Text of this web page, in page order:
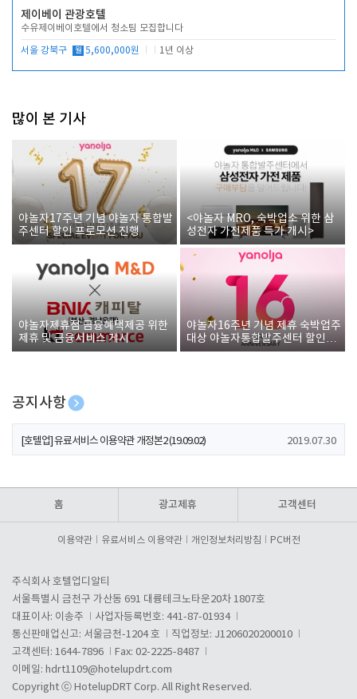
제이베이 관광호텔
수유제이베이호텔에서 청소팀 모집합니다
서울 강북구 월 5,600,000원 1년 이상
많이 본 기사
야놀자17주년 기념 야놀자 통합발
주센터 할인 프로모션 진행
<야놀자 MRO, 숙박업소 위한 삼
성전자 가전제품 특가 개시>
야놀자제휴점 금융혜택제공 위한
제휴 및 금융서비스 게시
야놀자16주년 기념 제휴 숙박업주
대상 야놀자통합발주센터 할인쿠
폰 증정
공지사항
[호텔업] 개인정보 처리방침 개정본1 (19.09.02)
[호텔업] 유료서비스 이용약관 개정본2 (19.09.02) 2019.07.30
홈 광고제휴 고객센터
이용약관 유료서비스 이용약관 개인정보처리방침 PC버전
주식회사 호텔업디알티
서울특별시 금천구 가산동 691 대륭테크노타운20차 1807호
대표이사: 이송주
사업자등록번호: 441-87-01934
통신판매업신고: 서울금천-1204 호
직업정보: J1206020200010
고객센터: 1644-7896
Fax: 02-2225-8487
이메일: hdrt1109@hotelupdrt.com
Copyright ⓒ HotelupDRT Corp. All Right Reserved.